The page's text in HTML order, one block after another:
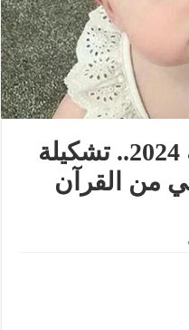
أسماء بنات إسلامية 2024.. تشكيلة
من القرآن